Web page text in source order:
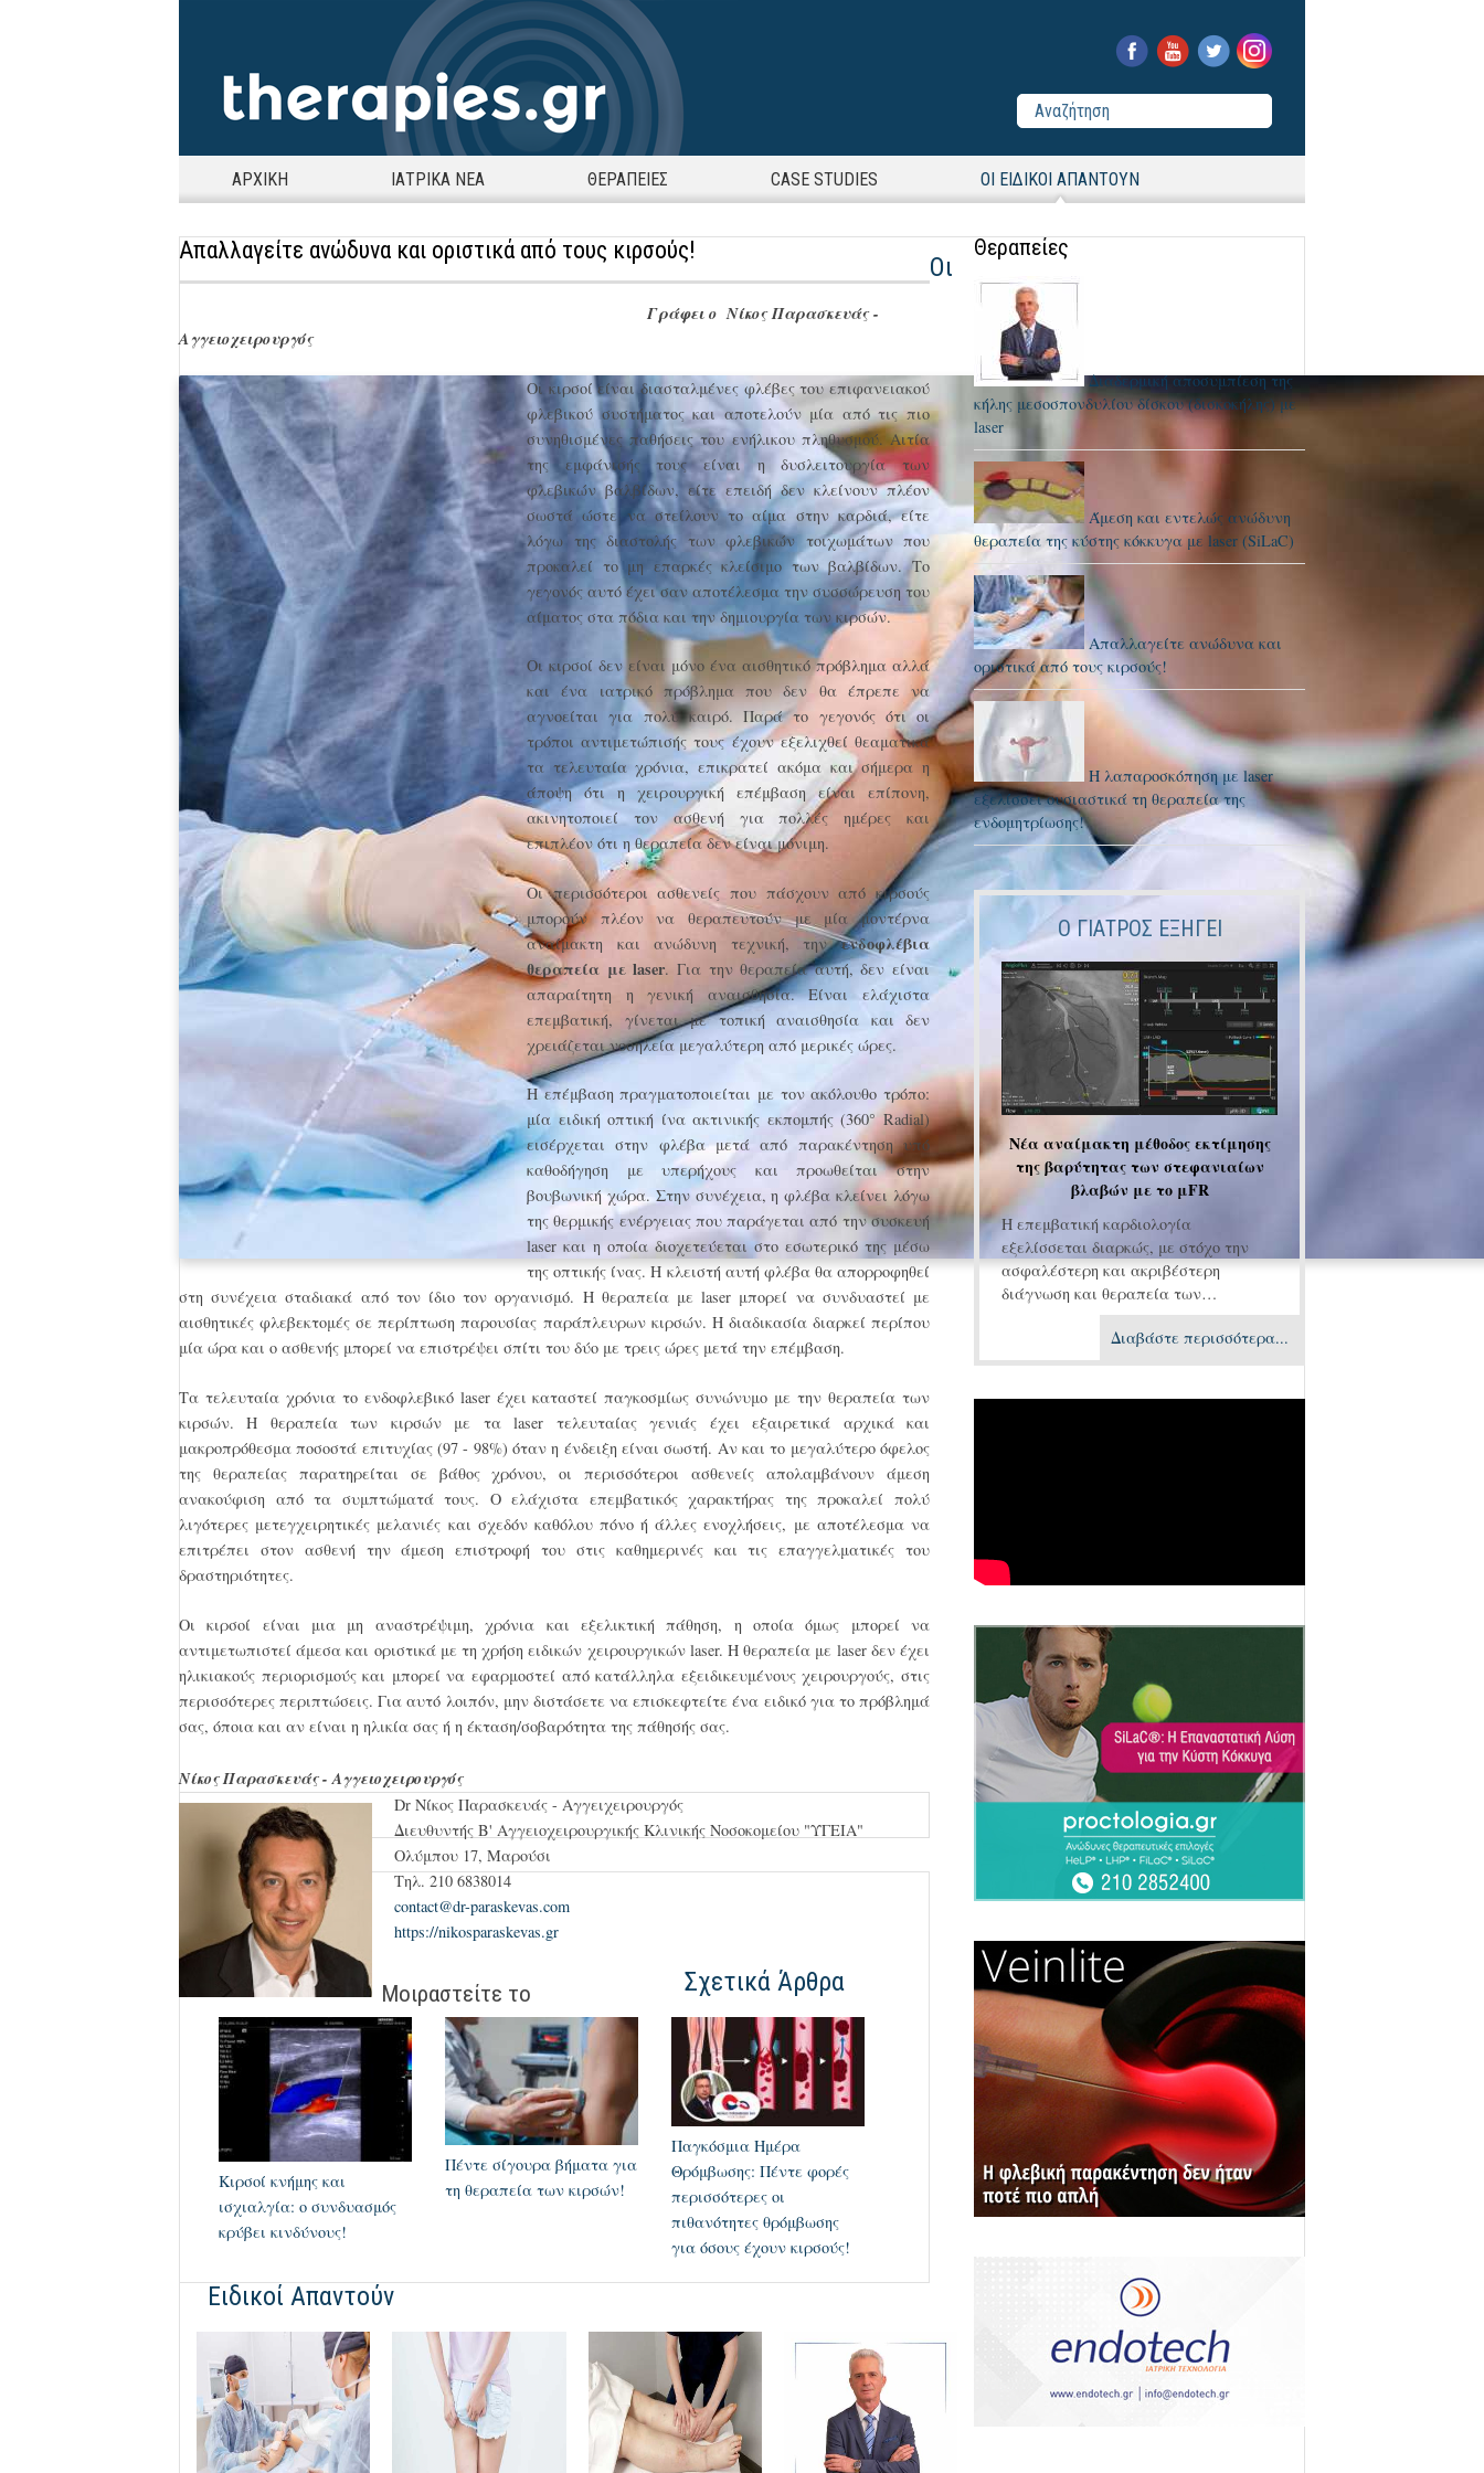
ΑΡΧΙΚΗ ΙΑΤΡΙΚΑ ΝΕΑ ΘΕΡΑΠΕΙΕΣ CASE STUDIES ΟΙ ΕΙΔΙΚΟΙ ΑΠΑΝΤΟΥΝ
Απαλλαγείτε ανώδυνα και οριστικά από τους κιρσούς!
Γράφει οΝίκος Παρασκευάς -
Αγγειοχειρουργός
Οι κιρσοί είναι διασταλμένες φλέβες του επιφανειακού
φλεβικού συστήματος και αποτελούν μία από τις πιο
συνηθισμένες παθήσεις του ενήλικου πληθυσμού. Αιτία
της εμφάνισής τους είναι η δυσλειτουργία των
φλεβικών βαλβίδων, είτε επειδή δεν κλείνουν πλέον
σωστά ώστε να στείλουν το αίμα στην καρδιά, είτε
λόγω της διαστολής των φλεβικών τοιχωμάτων που
προκαλεί το μη επαρκές κλείσιμο των βαλβίδων. Το
γεγονός αυτό έχει σαν αποτέλεσμα την συσσώρευση του
αίματος στα πόδια και την δημιουργία των κιρσών.
Οι κιρσοί δεν είναι μόνο ένα αισθητικό πρόβλημα αλλά
και ένα ιατρικό πρόβλημα που δεν θα έπρεπε να
αγνοείται για πολύ καιρό. Παρά το γεγονός ότι οι
τρόποι αντιμετώπισής τους έχουν εξελιχθεί θεαματικά
τα τελευταία χρόνια, επικρατεί ακόμα και σήμερα η
άποψη ότι η χειρουργική επέμβαση είναι επίπονη,
ακινητοποιεί τον ασθενή για πολλές ημέρες και
επιπλέον ότι η θεραπεία δεν είναι μόνιμη.
Οι περισσότεροι ασθενείς που πάσχουν από κιρσούς
μπορούν πλέον να θεραπευτούν με μία μοντέρνα
αναίμακτη και ανώδυνη τεχνική, τηνενδοφλέβια
θεραπεία μεlaser. Για την θεραπεία αυτή, δεν είναι
απαραίτητη η γενική αναισθησία. Είναι ελάχιστα
επεμβατική, γίνεται με τοπική αναισθησία και δεν
χρειάζεται νοσηλεία μεγαλύτερη από μερικές ώρες.
Η επέμβαση πραγματοποιείται με τον ακόλουθο τρόπο:
μία ειδική οπτική ίνα ακτινικής εκπομπής (360° Radial)
εισέρχεται στην φλέβα μετά από παρακέντηση υπό
καθοδήγηση με υπερήχους και προωθείται στην
βουβωνική χώρα. Στην συνέχεια, η φλέβα κλείνει λόγω
της θερμικής ενέργειας που παράγεται από την συσκευή
laser και η οποία διοχετεύεται στο εσωτερικό της μέσω
της οπτικής ίνας. Η κλειστή αυτή φλέβα θα απορροφηθεί
στη συνέχεια σταδιακά από τον ίδιο τον οργανισμό. Η θεραπεία με laser μπορεί να συνδυαστεί με
αισθητικές φλεβεκτομές σε περίπτωση παρουσίας παράπλευρων κιρσών. Η διαδικασία διαρκεί περίπου
μία ώρα και ο ασθενής μπορεί να επιστρέψει σπίτι του δύο με τρεις ώρες μετά την επέμβαση.
Τα τελευταία χρόνια το ενδοφλεβικό laser έχει καταστεί παγκοσμίως συνώνυμο με την θεραπεία των
κιρσών. Η θεραπεία των κιρσών με τα laser τελευταίας γενιάς έχει εξαιρετικά αρχικά και
μακροπρόθεσμα ποσοστά επιτυχίας (97 - 98%) όταν η ένδειξη είναι σωστή. Αν και το μεγαλύτερο όφελος
της θεραπείας παρατηρείται σε βάθος χρόνου, οι περισσότεροι ασθενείς απολαμβάνουν άμεση
ανακούφιση από τα συμπτώματά τους. Ο ελάχιστα επεμβατικός χαρακτήρας της προκαλεί πολύ
λιγότερες μετεγχειρητικές μελανιές και σχεδόν καθόλου πόνο ή άλλες ενοχλήσεις, με αποτέλεσμα να
επιτρέπει στον ασθενή την άμεση επιστροφή του στις καθημερινές και τις επαγγελματικές του
δραστηριότητες.
Oι κιρσοί είναι μια μη αναστρέψιμη, χρόνια και εξελικτική πάθηση, η οποία όμως μπορεί να
αντιμετωπιστεί άμεσα και οριστικά με τη χρήση ειδικών χειρουργικών laser. Η θεραπεία με laser δεν έχει
ηλικιακούς περιορισμούς και μπορεί να εφαρμοστεί από κατάλληλα εξειδικευμένους χειρουργούς, στις
περισσότερες περιπτώσεις. Για αυτό λοιπόν, μην διστάσετε να επισκεφτείτε ένα ειδικό για το πρόβλημά
σας, όποια και αν είναι η ηλικία σας ή η έκταση/σοβαρότητα της πάθησής σας.
Νίκος Παρασκευάς - Αγγειοχειρουργός
Dr Νίκος Παρασκευάς - Αγγειχειρουργός
Διευθυντής Β' Αγγειοχειρουργικής Κλινικής Νοσοκομείου "ΥΓΕΙΑ"
Ολύμπου 17, Μαρούσι
Τηλ. 210 6838014
contact@dr-paraskevas.com
https://nikosparaskevas.gr
Μοιραστείτε το Σχετικά Άρθρα
Κιρσοί κνήμης και
ισχιαλγία: ο συνδυασμός
κρύβει κινδύνους!
Πέντε σίγουρα βήματα για
τη θεραπεία των κιρσών!
Παγκόσμια Ημέρα
Θρόμβωσης: Πέντε φορές
περισσότερες οι
πιθανότητες θρόμβωσης
για όσους έχουν κιρσούς!
Θεραπείες
Διαδερμική αποσυμπίεση της
κήλης μεσοσπονδυλίου δίσκου (δισκοκήλης) με
laser
Άμεση και εντελώς ανώδυνη
θεραπεία της κύστης κόκκυγα με laser (SiLaC)
Απαλλαγείτε ανώδυνα και
οριστικά από τους κιρσούς!
Η λαπαροσκόπηση με laser
εξελίσσει ουσιαστικά τη θεραπεία της
ενδομητρίωσης!
Ο ΓΙΑΤΡΌΣ ΕΞΗΓΕΙ
Νέα αναίμακτη μέθοδος εκτίμησης
της βαρύτητας των στεφανιαίων
βλαβών με το μFR
Η επεμβατική καρδιολογία
εξελίσσεται διαρκώς, με στόχο την
ασφαλέστερη και ακριβέστερη
διάγνωση και θεραπεία των…
Διαβάστε περισσότερα...
Οι
Ειδικοί Απαντούν